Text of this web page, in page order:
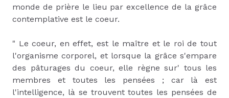
monde de prière le lieu par excellence de la grâce
contemplative est le coeur.
" Le coeur, en effet, est le maître et le roi de tout
l'organisme corporel, et lorsque la grâce s'empare
des pâturages du coeur, elle règne sur' tous les
membres et toutes les pensées ; car là est
l'intelligence, là se trouvent toutes les pensées de